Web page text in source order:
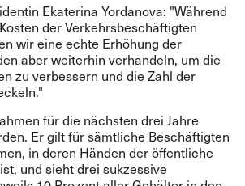
Ekaterina Yordanova: "Während
der Verkehrsbeschäftigten
wir eine echte Erhöhung der
aber weiterhin verhandeln, um die
zu verbessern und die Zahl der
für die nächsten drei Jahre
Er gilt für sämtliche Beschäftigten
in deren Händen der öffentliche
und sieht drei sukzessive